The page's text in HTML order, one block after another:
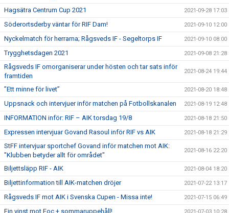
Hagsätra Centrum Cup 2021 2021-09-28 17:03
Söderortsderby väntar för RIF Dam! 2021-09-10 12:00
Nyckelmatch för herrarna; Rågsveds IF - Segeltorps IF 2021-09-10 08:00
Trygghetsdagen 2021 2021-09-08 21:28
Rågsveds IF omorganiserar under hösten och tar sats inför
framtiden
2021-08-24 19:44
”Ett minne för livet” 2021-08-20 18:48
Uppsnack och intervjuer inför matchen på Fotbollskanalen 2021-08-19 12:48
INFORMATION inför: RIF – AIK torsdag 19/8 2021-08-18 21:50
Expressen intervjuar Govand Rasoul inför RIF vs AIK 2021-08-18 21:29
StFF intervjuar sportchef Govand inför matchen mot AIK:
"Klubben betyder allt för området"
2021-08-16 22:20
Biljettsläpp RIF - AIK 2021-08-04 18:20
Biljettinformation till AIK-matchen dröjer 2021-07-22 13:17
Rågsveds IF mot AIK i Svenska Cupen - Missa inte! 2021-07-15 06:49
Fin vinst mot Foc + sommaruppehåll!